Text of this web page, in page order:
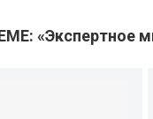
«Экспертное